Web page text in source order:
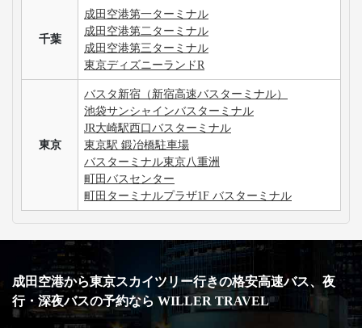
千葉
成田空港第一ターミナル
成田空港第二ターミナル
成田空港第三ターミナル
東京ディズニーランドR
東京
バスタ新宿（新宿高速バスターミナル）
池袋サンシャインバスターミナル
JR大崎駅西口バスターミナル
東京駅 鍛冶橋駐車場
バスターミナル東京八重洲
町田バスセンター
町田ターミナルプラザ1F バスターミナル
成田空港から東京スカイツリー行きの格安高速バス、夜
行・深夜バスの予約なら WILLER TRAVEL